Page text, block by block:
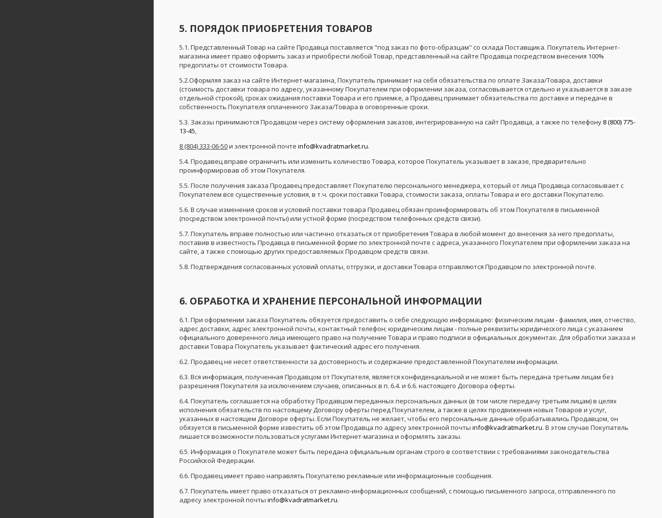
5. ПОРЯДОК ПРИОБРЕТЕНИЯ ТОВАРОВ
5.1. Представленный Товар на сайте Продавца поставляется "под заказ по фото-образцам" со склада Поставщика. Покупатель Интернет-
магазина имеет право оформить заказ и приобрести любой Товар, представленный на сайте Продавца посредством внесения 100%
предоплаты от стоимости Товара.
5.2.Оформляя заказ на сайте Интернет-магазина, Покупатель принимает на себя обязательства по оплате Заказа/Товара, доставки
(стоимость доставки товара по адресу, указанному Покупателем при оформлении заказа, согласовывается отдельно и указывается в заказе
отдельной строкой), сроках ожидания поставки Товара и его приемке, а Продавец принимает обязательства по доставке и передаче в
собственность Покупателя оплаченного Заказа/Товара в оговоренные сроки.
5.3. Заказы принимаются Продавцом через систему оформления заказов, интегрированную на сайт Продавца, а также по телефону 8 (800) 775-
13-45,
8 (804) 333-06-50и электронной почте info@kvadratmarket.ru.
5.4. Продавец вправе ограничить или изменить количество Товара, которое Покупатель указывает в заказе, предварительно
проинформировав об этом Покупателя.
5.5. После получения заказа Продавец предоставляет Покупателю персонального менеджера, который от лица Продавца согласовывает с
Покупателем все существенные условия, в т.ч. сроки поставки Товара, стоимости заказа, оплаты Товара и его доставки Покупателю.
5.6. В случае изменения сроков и условий поставки товара Продавец обязан проинформировать об этом Покупателя в письменной
(посредством электронной почты) или устной форме (посредством телефонных средств связи).
5.7. Покупатель вправе полностью или частично отказаться от приобретения Товара в любой момент до внесения за него предоплаты,
поставив в известность Продавца в письменной форме по электронной почте с адреса, указанного Покупателем при оформлении заказа на
сайте, а также с помощью других предоставляемых Продавцом средств связи.
5.8. Подтверждения согласованных условий оплаты, отгрузки, и доставки Товара отправляются Продавцом по электронной почте.
6. ОБРАБОТКА И ХРАНЕНИЕ ПЕРСОНАЛЬНОЙ ИНФОРМАЦИИ
6.1. При оформлении заказа Покупатель обязуется предоставить о себе следующую информацию: физическим лицам - фамилия, имя, отчество,
адрес доставки, адрес электронной почты, контактный телефон; юридическим лицам - полные реквизиты юридического лица с указанием
официального доверенного лица имеющего право на получение Товара и право подписи в официальных документах. Для обработки заказа и
доставки Товара Покупатель указывает фактический адрес его получения.
6.2. Продавец не несет ответственности за достоверность и содержание предоставленной Покупателем информации.
6.3. Вся информация, полученная Продавцом от Покупателя, является конфиденциальной и не может быть передана третьим лицам без
разрешения Покупателя за исключением случаев, описанных в п. 6.4. и 6.6. настоящего Договора оферты.
6.4. Покупатель соглашается на обработку Продавцом переданных персональных данных (в том числе передачу третьим лицам) в целях
исполнения обязательств по настоящему Договору оферты перед Покупателем, а также в целях продвижения новых Товаров и услуг,
указанных в настоящем Договоре оферты. Если Покупатель не желает, чтобы его персональные данные обрабатывались Продавцом, он
обязуется в письменной форме известить об этом Продавца по адресу электронной почты info@kvadratmarket.ru. В этом случае Покупатель
лишается возможности пользоваться услугами Интернет-магазина и оформлять заказы.
6.5. Информация о Покупателе может быть передана официальным органам строго в соответствии с требованиями законодательства
Российской Федерации.
6.6. Продавец имеет право направлять Покупателю рекламные или информационные сообщения.
6.7. Покупатель имеет право отказаться от рекламно-информационных сообщений, с помощью письменного запроса, отправленного по
адресу электронной почты info@kvadratmarket.ru.